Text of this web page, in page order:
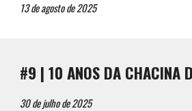
13deagostode 2025
#9 |10 ANOS DA CHACINA
30 dejulhode 2025